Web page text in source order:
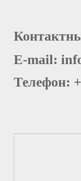
E-mail:
Телефон: